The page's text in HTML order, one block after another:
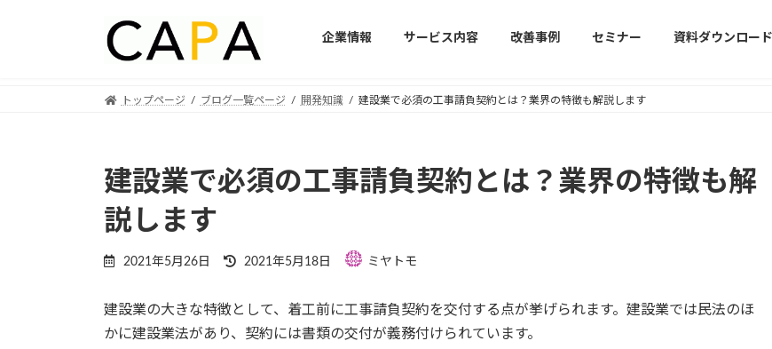
企業情報 サービス内容 改善事例 セミナー 資料ダウンロード
トップページ ブログ一覧ページ 開発知識 建設業で必須の工事請負契約とは？業界の特徴も解説します
建設業で必須の工事請負契約とは？業界の特徴も解
説します
2021年5月26日
Last
updated
2021年5月18日 ミヤトモ
建設業の大きな特徴として、着工前に工事請負契約を交付する点が挙げられます。建設業では民法のほ
かに建設業法があり、契約には書類の交付が義務付けられています。